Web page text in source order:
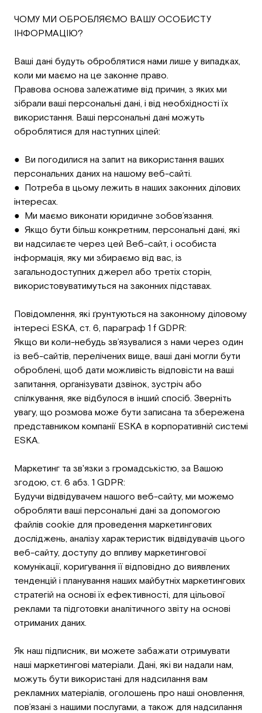
ЧОМУ МИ ОБРОБЛЯЄМО ВАШУ ОСОБИСТУ
ІНФОРМАЦІЮ?
Ваші дані будуть оброблятися нами лише у випадках,
коли ми маємо на це законне право.
Правова основа залежатиме від причин, з яких ми
зібрали ваші персональні дані, і від необхідності їх
використання. Ваші персональні дані можуть
оброблятися для наступних цілей:
● Ви погодилися на запит на використання ваших
персональних даних на нашому веб-сайті.
● Потреба в цьому лежить в наших законних ділових
інтересах.
● Ми маємо виконати юридичне зобов’язання.
● Якщо бути більш конкретним, персональні дані, які
ви надсилаєте через цей Веб-сайт, і особиста
інформація, яку ми збираємо від вас, із
загальнодоступних джерел або третіх сторін,
використовуватимуться на законних підставах.
Повідомлення, які ґрунтуються на законному діловому
інтересі ESKA, ст. 6, параграф 1 f GDPR:
Якщо ви коли-небудь зв’язувалися з нами через один
із веб-сайтів, перелічених вище, ваші дані могли бути
оброблені, щоб дати можливість відповісти на ваші
запитання, організувати дзвінок, зустріч або
спілкування, яке відбулося в інший спосіб. Зверніть
увагу, що розмова може бути записана та збережена
представником компанії ESKA в корпоративній системі
ESKA.
Маркетинг та зв'язки з громадськістю, за Вашою
згодою, ст. 6 абз. 1 GDPR:
Будучи відвідувачем нашого веб-сайту, ми можемо
обробляти ваші персональні дані за допомогою
файлів cookie для проведення маркетингових
досліджень, аналізу характеристик відвідувачів цього
веб-сайту, доступу до впливу маркетингової
комунікації, коригування її відповідно до виявлених
тенденцій і планування наших майбутніх маркетингових
стратегій на основі їх ефективності, для цільової
реклами та підготовки аналітичного звіту на основі
отриманих даних.
Як наш підписник, ви можете забажати отримувати
наші маркетингові матеріали. Дані, які ви надали нам,
можуть бути використані для надсилання вам
рекламних матеріалів, оголошень про наші оновлення,
пов’язані з нашими послугами, а також для надсилання